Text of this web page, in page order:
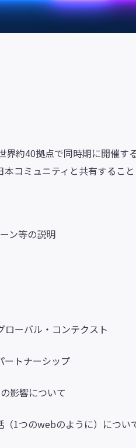
約40拠点で同時期に開催す
コミュニティと共有すること
ン等の説明
ーバル・コンテクスト
ートナーシップ
影響について
1つのwebのように）につい